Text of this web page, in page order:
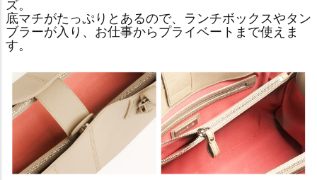
ズ。
底マチがたっぷりとあるので、ランチボックスやタン
ブラーが入り、お仕事からプライベートまで使えま
す。